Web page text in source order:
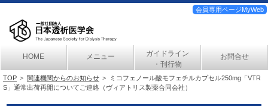
会員専用ページMyWeb
HOME メニュー
ガイドライン
・刊行物
お問合せ
TOP 関連機関からのお知らせ
ミコフェノール酸モフェチルカプセル250mg「VTR
S」通常出荷再開についてご連絡（ヴィアトリス製薬合同会社）